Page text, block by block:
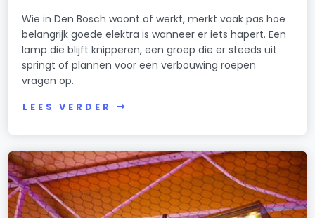
Wie in Den Bosch woont of werkt, merkt vaak pas hoe
belangrijk goede elektra is wanneer er iets hapert. Een
lamp die blijft knipperen, een groep die er steeds uit
springt of plannen voor een verbouwing roepen
vragen op.
LEES VERDER